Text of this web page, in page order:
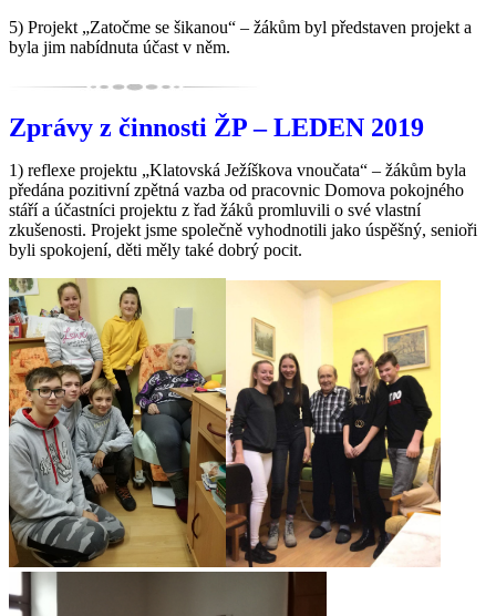
5) Projekt „Zatočme se šikanou“ – žákům byl představen projekt a
byla jim nabídnuta účast v něm.
Zprávy z činnosti ŽP – LEDEN 2019
1) reflexe projektu „Klatovská Ježíškova vnoučata“ – žákům byla
předána pozitivní zpětná vazba od pracovnic Domova pokojného
stáří a účastníci projektu z řad žáků promluvili o své vlastní
zkušenosti. Projekt jsme společně vyhodnotili jako úspěšný, senioři
byli spokojení, děti měly také dobrý pocit.